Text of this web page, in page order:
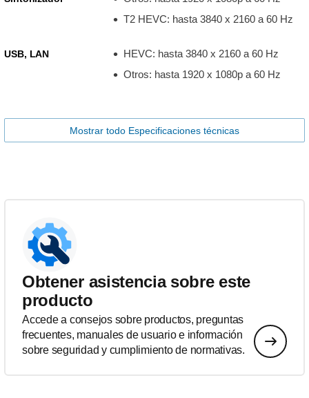
T2 HEVC: hasta 3840 x 2160 a 60 Hz
USB, LAN
HEVC: hasta 3840 x 2160 a 60 Hz
Otros: hasta 1920 x 1080p a 60 Hz
Mostrar todo Especificaciones técnicas
Obtener asistencia sobre este
producto
Accede a consejos sobre productos, preguntas
frecuentes, manuales de usuario e información
sobre seguridad y cumplimiento de normativas.